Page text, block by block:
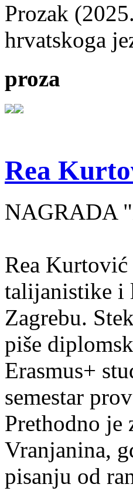
Prozak
hrvatskoga
proza
Rea
NAGRADA
Rea
talijanistike i
Zagrebu.
piše
Erasmus+
semestar
Prethodno je
Vranjanina,
pisanju od